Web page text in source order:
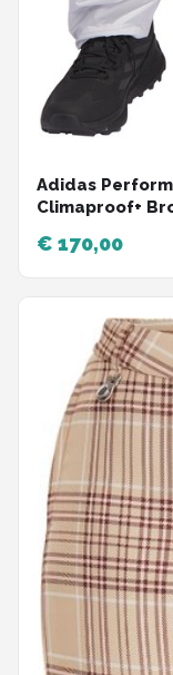
Adidas
Climaproof+
€ 170,00